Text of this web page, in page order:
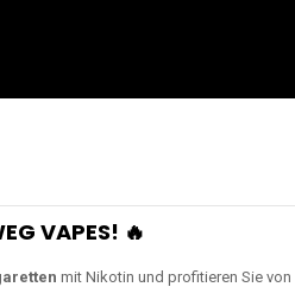
VAPES! 🔥
mit Nikotin und profitieren Sie von